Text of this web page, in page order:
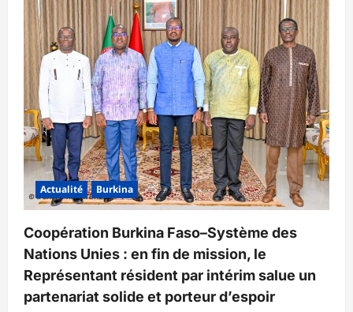
Actualité Burkina
Coopération Burkina Faso–Système des
Nations Unies : en fin de mission, le
Représentant résident par intérim salue un
partenariat solide et porteur d’espoir